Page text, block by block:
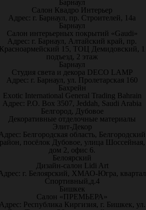
Барнаул
Салон Квадро Интерьер
Адрес: г. Барнаул, пр. Строителей, 14а
Барнаул
Салон интерьерных покрытий «Gaudi»
Адрес: г. Барнаул, Алтайский край, пр.
15, ТОЦ Демидовский, 1
подъезд, 2 этаж
Барнаул
Студия света и декора DECO LAMP
Адрес: г. Барнаул, ул. Пролетарская 160
Бахрейн
Exotic International General Trading Bahrain
Адрес: P.O. Box 3507, Jeddah, Saudi Arabia
Белгород, Дубовое
Декоративные отделочные материалы
Элит-Декор
Белгородская область, Белгородский
посёлок Дубовое, улица Шоссейная,
дом 2, офис 6.
Белоярский
Дизайн-салон Lidi Art
г. Белоярский, ХМАО-Югра, квартал
Спортивный,д.4
Бишкек
Салон «ПРЕМЬЕРА»
Республика Киргизия, г. Бишкек, ул.